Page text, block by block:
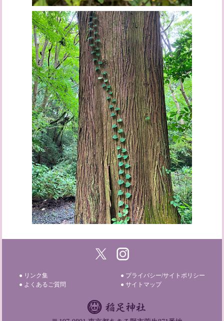
● リンク集
● よくあるご質問
● プライバシー/サイトポリシー
● サイトマップ